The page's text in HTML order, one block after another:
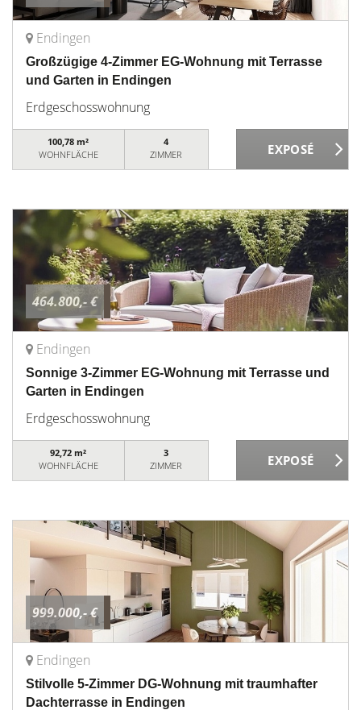
Endingen
Großzügige 4-Zimmer EG-Wohnung mit Terrasse
und Garten in Endingen
Erdgeschosswohnung
100,78 m²
WOHNFLÄCHE
4
ZIMMER
464.800,- €
Endingen
Sonnige 3-Zimmer EG-Wohnung mit Terrasse und
Garten in Endingen
Erdgeschosswohnung
92,72 m²
WOHNFLÄCHE
3
ZIMMER
999.000,- €
Endingen
Stilvolle 5-Zimmer DG-Wohnung mit traumhafter
Dachterrasse in Endingen